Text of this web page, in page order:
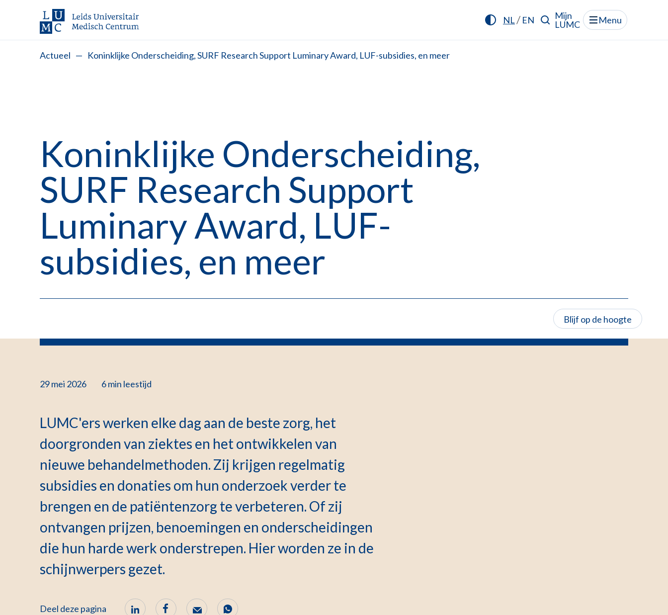
NL/ EN
Mijn
LUMC
Menu
Actueel — Koninklijke Onderscheiding, SURF Research Support Luminary Award, LUF-subsidies, en meer
Koninklijke Onderscheiding,
SURF Research Support
Luminary Award, LUF-
subsidies, en meer
Blijf op de hoogte
29 mei 2026 6 min leestijd
LUMC'ers werken elke dag aan de beste zorg, het
doorgronden van ziektes en het ontwikkelen van
nieuwe behandelmethoden. Zij krijgen regelmatig
subsidies en donaties om hun onderzoek verder te
brengen en de patiëntenzorg te verbeteren. Of zij
ontvangen prijzen, benoemingen en onderscheidingen
die hun harde werk onderstrepen. Hier worden ze in de
schijnwerpers gezet.
Deel deze pagina